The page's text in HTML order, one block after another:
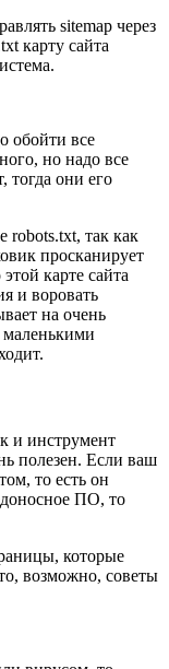
sitemap через
карту сайта
обойти все
но надо все
тогда они его
robots.txt, так как
просканирует
карте сайта
и воровать
на очень
и инструмент
полезен. Если ваш
то есть он
ПО, то
которые
возможно, советы